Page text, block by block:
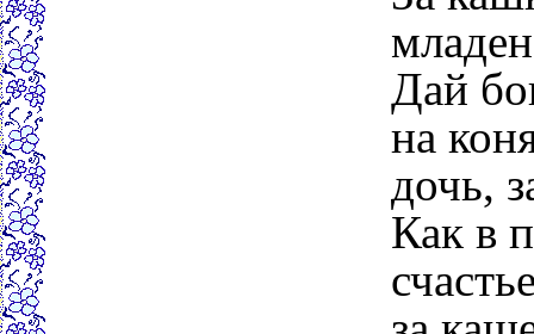
Дай
на
дочь,
Как в